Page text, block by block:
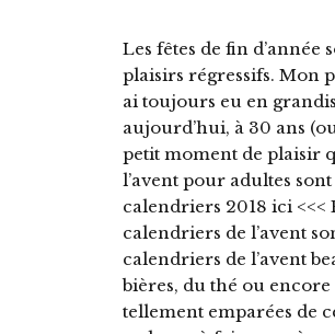
Les fêtes de fin
plaisirs régressifs. Mon
ai toujours eu en
aujourd’hui, à 30 ans
petit moment de plaisir
l’avent pour adultes
calendriers 2018 ici <<<
calendriers de l’avent
calendriers de l’avent
bières, du thé ou encore
tellement emparées de